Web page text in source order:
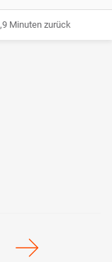
Minuten zurück